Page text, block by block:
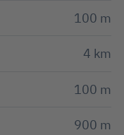
100 m
4 km
100 m
900 m